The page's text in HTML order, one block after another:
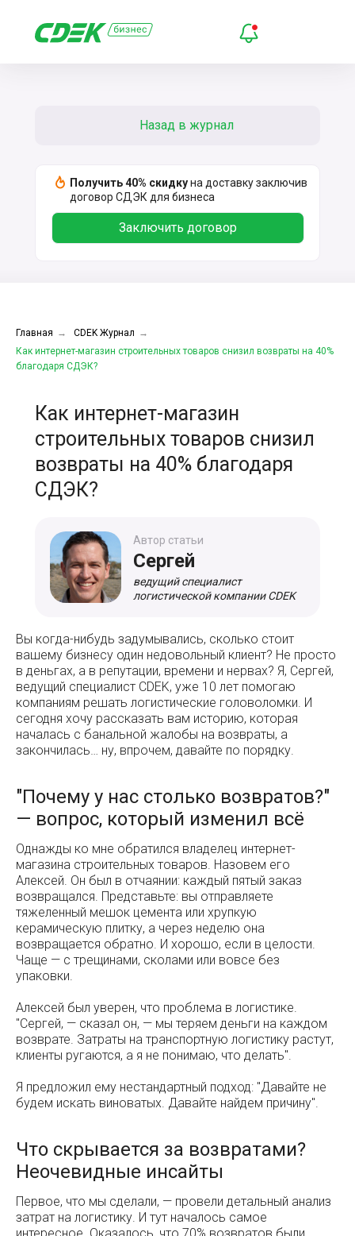
Назад в журнал
Получить 40% скидкуна доставку заключив
договор СДЭК для бизнеса
Заключить договор
Главная → CDEK Журнал →
Как интернет-магазин строительных товаров снизил возвраты на 40%
благодаря СДЭК?
Как интернет-магазин
строительных товаров снизил
возвраты на 40% благодаря
СДЭК?
ведущий специалист
логистической компании CDEK
Сергей
Автор статьи
Вы когда-нибудь задумывались, сколько стоит
вашему бизнесу один недовольный клиент? Не просто
в деньгах, а в репутации, времени и нервах? Я, Сергей,
ведущий специалист CDEK, уже 10 лет помогаю
компаниям решать логистические головоломки. И
сегодня хочу рассказать вам историю, которая
началась с банальной жалобы на возвраты, а
закончилась… ну, впрочем, давайте по порядку.
"Почему у нас столько возвратов?"
— вопрос, который изменил всё
Однажды ко мне обратился владелец интернет-
магазина строительных товаров. Назовем его
Алексей. Он был в отчаянии: каждый пятый заказ
возвращался. Представьте: вы отправляете
тяжеленный мешок цемента или хрупкую
керамическую плитку, а через неделю она
возвращается обратно. И хорошо, если в целости.
Чаще — с трещинами, сколами или вовсе без
упаковки.
Алексей был уверен, что проблема в логистике.
"Сергей, — сказал он, — мы теряем деньги на каждом
возврате. Затраты на транспортную логистику растут,
клиенты ругаются, а я не понимаю, что делать".
Я предложил ему нестандартный подход: "Давайте не
будем искать виноватых. Давайте найдем причину".
Что скрывается за возвратами?
Неочевидные инсайты
Первое, что мы сделали, — провели детальный анализ
затрат на логистику. И тут началось самое